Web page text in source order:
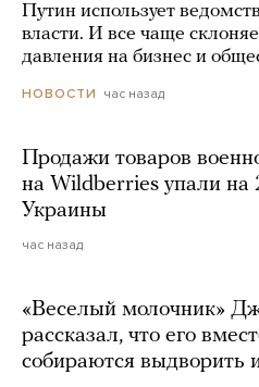
Путин использует
власти. И все чаще
давления на бизнес и
НОВОСТИ час назад
Продажи товаров
на Wildberries упали на
Украины
час назад
«Веселый молочник»
рассказал, что его
собираются выдворить